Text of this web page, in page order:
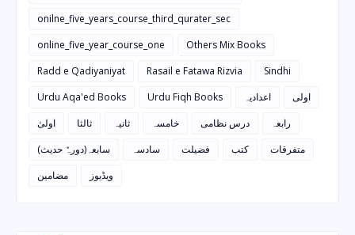
onilne_five_years_course_third_qurater_sec
online_five_year_course_one
Others Mix Books
Radd e Qadiyaniyat
Rasail e Fatawa Rizvia
Sindhi
Urdu Aqa'ed Books
Urdu Fiqh Books اعدادیہ
اولی
اولیٰ
ثالثا ثانیہ خامسہ درس نظامی
رابعہ
سابعہ(دورہٌ حدیث)
سادسہ فضیلت کتب
متفرقات
مضامین
ویڈیوز